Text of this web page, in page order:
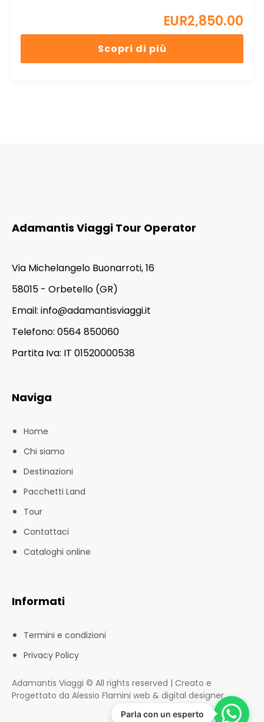
EUR2,850.00
Scopri di più
Adamantis Viaggi Tour Operator
Via Michelangelo Buonarroti, 16
58015 - Orbetello (GR)
Email: info@adamantisviaggi.it
Telefono: 0564 850060
Partita Iva: IT 01520000538
Naviga
Home
Chi siamo
Destinazioni
Pacchetti Land
Tour
Contattaci
Cataloghi online
Informati
Termini e condizioni
Privacy Policy
Adamantis Viaggi © All rights reserved | Creato e
Progettato da Alessio Flamini web & digital designer
Parla con un esperto